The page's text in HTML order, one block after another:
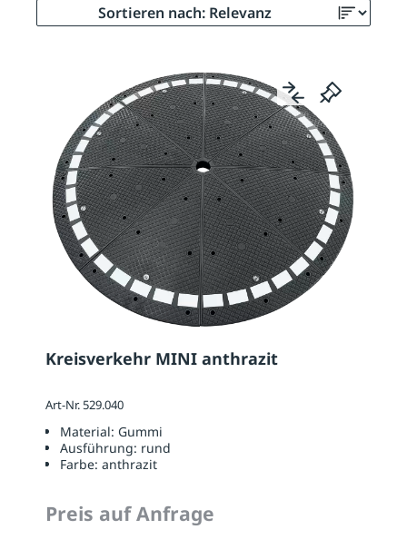
Kreisverkehr MINI anthrazit
Art-Nr. 529.040
Material: Gummi
Ausführung: rund
Farbe: anthrazit
Preis auf Anfrage